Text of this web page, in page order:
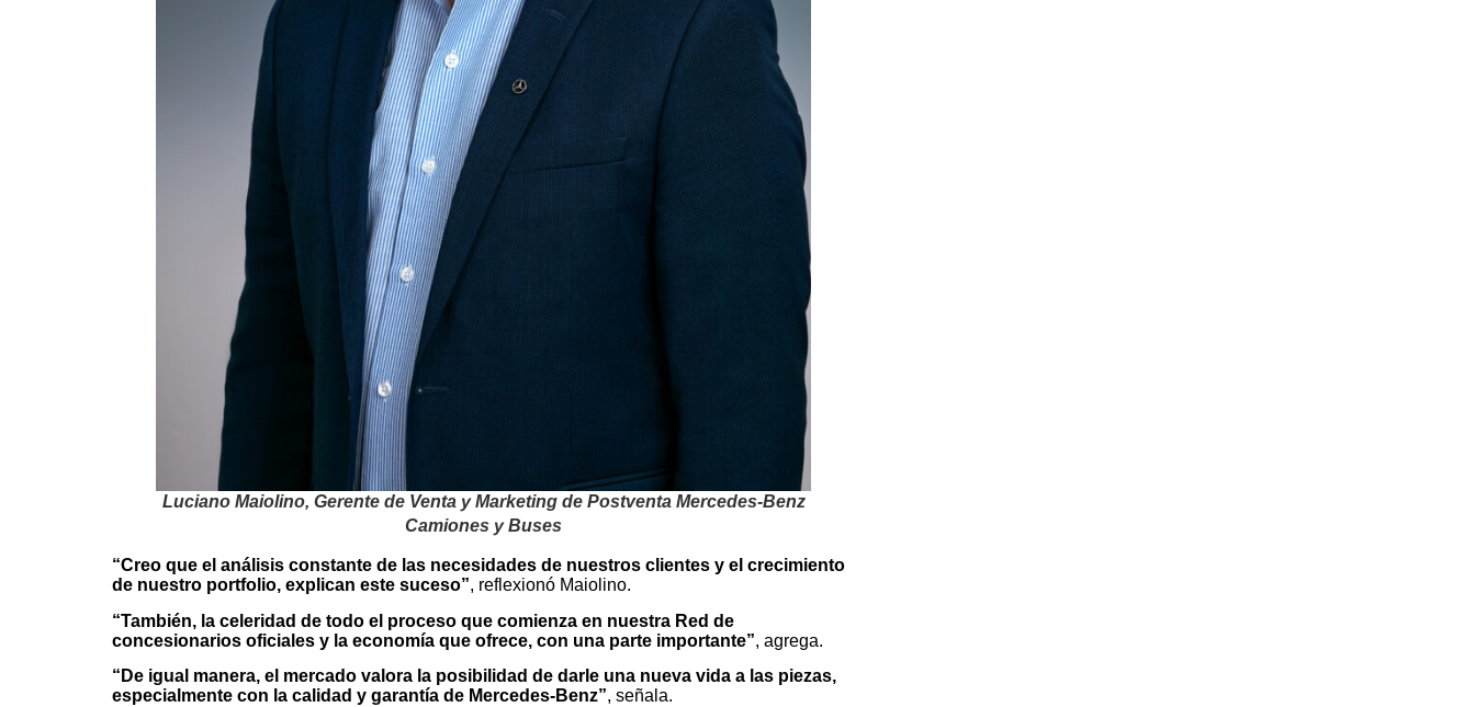
Luciano Maiolino, Gerente de Venta y Marketing de Postventa Mercedes-Benz
Camiones y Buses
“Creo que el análisis constante de las necesidades de nuestros clientes y el crecimiento
de nuestro portfolio, explican este suceso”, reflexionó Maiolino.
“También, la celeridad de todo el proceso que comienza en nuestra Red de
concesionarios oficiales y la economía que ofrece, con una parte importante”, agrega.
“De igual manera, el mercado valora la posibilidad de darle una nueva vida a las piezas,
especialmente con la calidad y garantía de Mercedes-Benz”, señala.